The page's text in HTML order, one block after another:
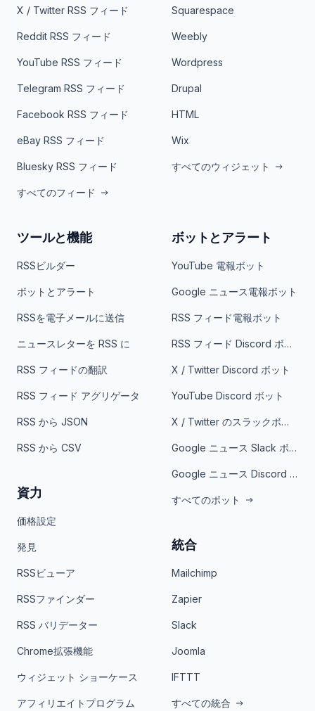
X / Twitter RSS フィード
Reddit RSS フィード
YouTube RSS フィード
Telegram RSS フィード
Facebook RSS フィード
eBay RSS フィード
Bluesky RSS フィード
すべてのフィード
Squarespace
Weebly
Wordpress
Drupal
HTML
Wix
すべてのウィジェット
ツールと機能
RSSビルダー
ボットとアラート
RSSを電子メールに送信
ニュースレターを RSS に
RSS フィードの翻訳
RSS フィード アグリゲータ
RSS から JSON
RSS から CSV
資力
価格設定
発見
RSSビューア
RSSファインダー
RSS バリデーター
Chrome拡張機能
ウィジェット ショーケース
アフィリエイトプログラム
ボットとアラート
YouTube 電報ボット
Google ニュース電報ボット
RSS フィード電報ボット
RSS フィード Discord ボット
X / Twitter Discord ボット
YouTube Discord ボット
X / Twitter のスラックボット
Google ニュース Slack ボット
Google ニュース Discord ボット
すべてのボット
統合
Mailchimp
Zapier
Slack
Joomla
IFTTT
すべての統合